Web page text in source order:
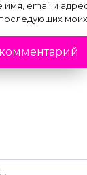
имя, email и